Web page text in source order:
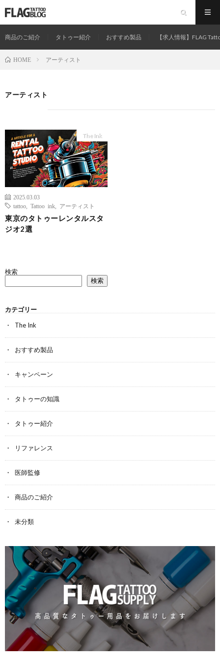
商品のご紹介 タトゥー紹介 おすすめ製品 【求人情報】FLAG
HOME アーティスト
アーティスト
The Ink
2025.03.03
tattoo
Tattoo ink アーティスト
東京のタトゥーレンタルスタ
ジオ2選
検索
検索
カテゴリー
The Ink
おすすめ製品
キャンペーン
タトゥーの知識
タトゥー紹介
リファレンス
医師監修
商品のご紹介
未分類